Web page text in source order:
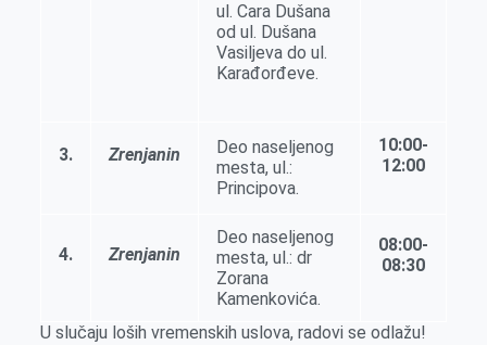
ul. Cara Dušana
od ul. Dušana
Vasilјeva do ul.
Karađorđeve.
3. Zrenjanin
Deo naselјenog
mesta, ul.:
Principova.
10:00-
12:00
4. Zrenjanin
Deo naselјenog
mesta, ul.: dr
Zorana
Kamenkovića.
08:00-
08:30
U slučaju loših vremenskih uslova, radovi se odlažu!